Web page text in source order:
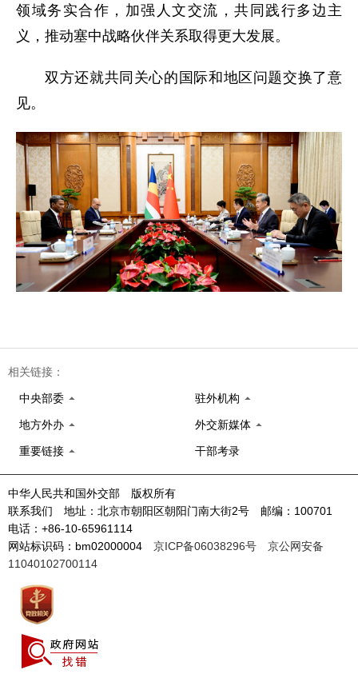
领域务实合作，加强人文交流，共同践行多边主
义，推动塞中战略伙伴关系取得更大发展。
双方还就共同关心的国际和地区问题交换了意
见。
相关链接：
中央部委 驻外机构
地方外办 外交新媒体
重要链接 干部考录
中华人民共和国外交部 版权所有
联系我们 地址：北京市朝阳区朝阳门南大街2号 邮编：100701
电话：+86-10-65961114
网站标识码：bm02000004 京ICP备06038296号
京公网安备
11040102700114